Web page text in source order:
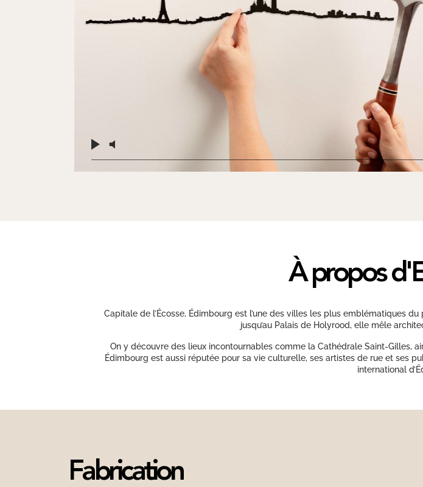
À propos
Capitale de l’Écosse, Édimbourg est l’une des villes les plus emblématiques
jusqu’au Palais de Holyrood, elle mêle
On y découvre des lieux incontournables comme la Cathédrale Saint-Gilles,
Édimbourg est aussi réputée pour sa vie culturelle, ses artistes de rue et ses
international
Fabrication